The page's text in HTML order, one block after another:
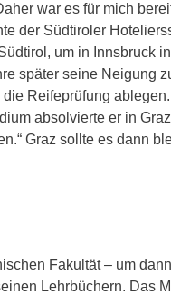
war es für mich
der Südtiroler
um in Innsbruck
später seine Neigung
Reifeprüfung
absolvierte er in
Graz sollte es dann
Fakultät – um
Lehrbüchern. Das